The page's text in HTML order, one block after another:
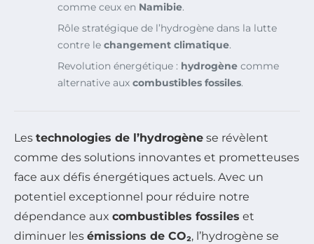
comme ceux en Namibie.
Rôle stratégique de l’hydrogène dans la lutte
contre le changement climatique.
Revolution énergétique : hydrogène comme
alternative aux combustibles fossiles.
Les technologies de l’hydrogène se révèlent
comme des solutions innovantes et prometteuses
face aux défis énergétiques actuels. Avec un
potentiel exceptionnel pour réduire notre
dépendance aux combustibles fossiles et
diminuer les émissions de CO₂, l’hydrogène se